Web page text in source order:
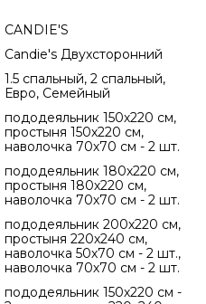
CANDIE'S
Candie's Двухсторонний
1.5 спальный, 2 спальный,
Евро, Семейный
пододеяльник 150х220 см,
простыня 150х220 см,
наволочка 70х70 см - 2 шт.
пододеяльник 180х220 см,
простыня 180х220 см,
наволочка 70х70 см - 2 шт.
пододеяльник 200х220 см,
простыня 220х240 см,
наволочка 50х70 см - 2 шт.,
наволочка 70х70 см - 2 шт.
пододеяльник 150х220 см -